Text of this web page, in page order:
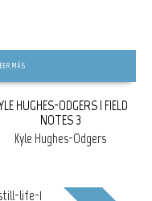
MÁS
HUGHES-ODGERS | FIELD
NOTES 3
Kyle Hughes-Odgers